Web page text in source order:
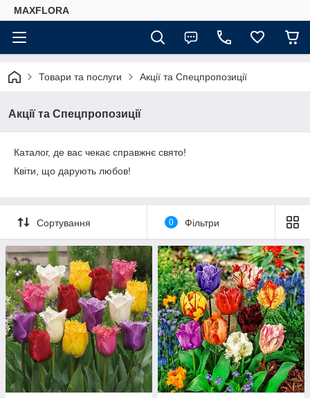
MAXFLORA
Товари та послуги Акції та Спецпропозиції
Акції та Спецпропозиції
Каталог, де вас чекає справжнє свято!
Квіти, що дарують любов!
Сортування 0 Фільтри